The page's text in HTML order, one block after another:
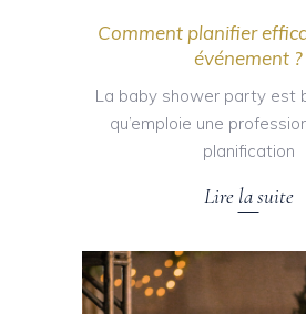
Comment planifier
événement ?
La baby shower party est
qu’emploie une
planification
Lire la suite